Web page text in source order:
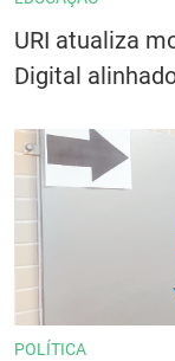
URI atualiza
Digital
POLÍTICA